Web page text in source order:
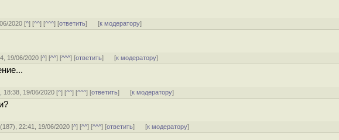
2020 [^] [^^] [^^^] [ответить] [к модератору]
19/06/2020 [^] [^^] [^^^] [ответить] [к модератору]
18:38, 19/06/2020 [^] [^^] [^^^] [ответить] [к модератору]
(187), 22:41, 19/06/2020 [^] [^^] [^^^] [ответить] [к модератору]